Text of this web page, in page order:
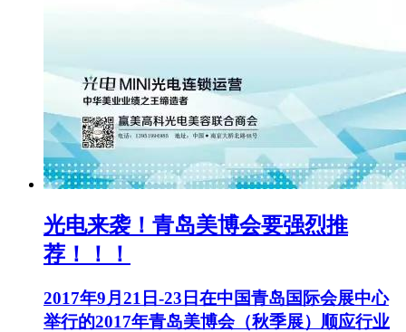
光电来袭！青岛美博会要强烈推
荐！！！
2017年9月21日-23日在中国青岛国际会展中心
举行的2017年青岛美博会（秋季展）顺应行业